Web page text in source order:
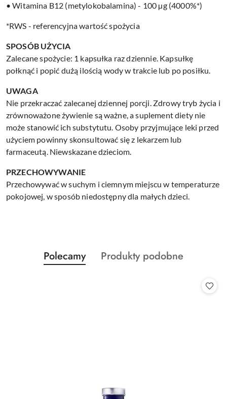
• Witamina B12 (metylokobalamina) - 100 µg (4000%*)
*RWS - referencyjna wartość spożycia
SPOSÓB UŻYCIA
Zalecane spożycie: 1 kapsułka raz dziennie. Kapsułkę
połknąć i popić dużą ilością wody w trakcie lub po posiłku.
UWAGA
Nie przekraczać zalecanej dziennej porcji. Zdrowy tryb życia i
zrównoważone żywienie są ważne, a suplement diety nie
może stanowić ich substytutu. Osoby przyjmujące leki przed
użyciem powinny skonsultować się z lekarzem lub
farmaceutą. Niewskazane dzieciom.
PRZECHOWYWANIE
Przechowywać w suchym i ciemnym miejscu w temperaturze
pokojowej, w sposób niedostępny dla małych dzieci.
Pomiń karuzelę produktów
Produkty
o
Polecamy
Produkty
Produkty podobne